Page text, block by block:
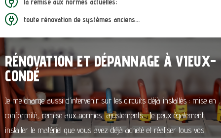
toute rénovation de systèmes anciens…
RÉNOVATION ET DÉPANNAGE À VIEUX-
CONDÉ
Je me charge aussi d’intervenir sur les circuits déjà installés : mise en
conformité, remise aux normes, ajustements… Je peux également
installer le matériel que vous avez déjà acheté et réaliser tous vos